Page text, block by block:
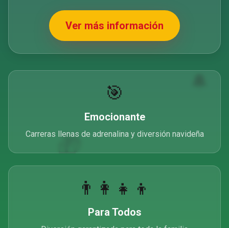
Ver más información
🎯
Emocionante
Carreras llenas de adrenalina y diversión navideña
👨‍👩‍👧‍👦
Para Todos
🎁